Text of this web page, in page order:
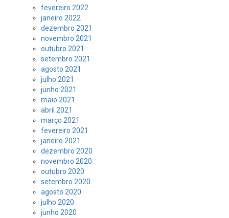
fevereiro 2022
janeiro 2022
dezembro 2021
novembro 2021
outubro 2021
setembro 2021
agosto 2021
julho 2021
junho 2021
maio 2021
abril 2021
março 2021
fevereiro 2021
janeiro 2021
dezembro 2020
novembro 2020
outubro 2020
setembro 2020
agosto 2020
julho 2020
junho 2020